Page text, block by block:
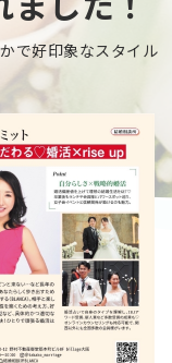
で好印象なスタイル